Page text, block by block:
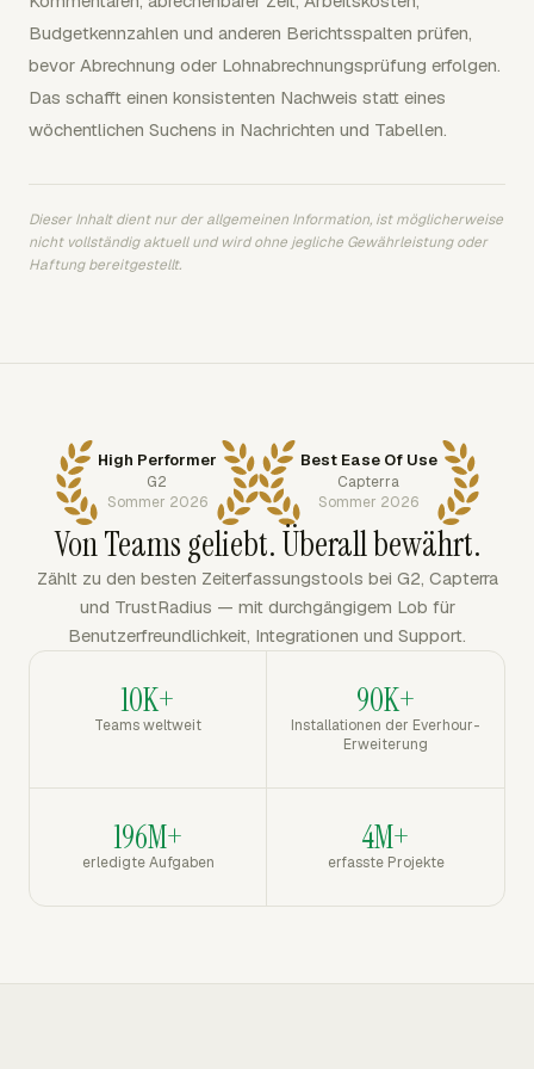
Budgetkennzahlen und anderen Berichtsspalten prüfen,
bevor Abrechnung oder Lohnabrechnungsprüfung erfolgen.
Das schafft einen konsistenten Nachweis statt eines
wöchentlichen Suchens in Nachrichten und Tabellen.
Dieser Inhalt dient nur der allgemeinen Information, ist möglicherweise
nicht vollständig aktuell und wird ohne jegliche Gewährleistung oder
Haftung bereitgestellt.
High Performer
G2
Sommer 2026
Best Ease Of Use
Capterra
Sommer 2026
Von Teams geliebt. Überall bewährt.
Zählt zu den besten Zeiterfassungstools bei G2, Capterra
und TrustRadius — mit durchgängigem Lob für
Benutzerfreundlichkeit, Integrationen und Support.
10K+
Teams weltweit
90K+
Installationen der Everhour-
Erweiterung
196M+
erledigte Aufgaben
4M+
erfasste Projekte